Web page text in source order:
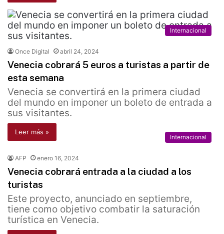
Internacional
Once Digital abril 24, 2024
Venecia cobrará 5 euros a turistas a partir de
esta semana
Venecia se convertirá en la primera ciudad
del mundo en imponer un boleto de entrada a
sus visitantes.
Leer más »
Internacional
AFP enero 16, 2024
Venecia cobrará entrada a la ciudad a los
turistas
Este proyecto, anunciado en septiembre,
tiene como objetivo combatir la saturación
turística en Venecia.